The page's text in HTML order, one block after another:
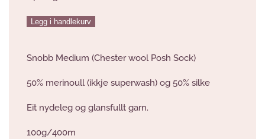
Gamlemor
antall
Legg i handlekurv
Snobb Medium (Chester wool Posh Sock)
50% merinoull (ikkje superwash) og 50% silke
Eit nydeleg og glansfullt garn.
100g/400m